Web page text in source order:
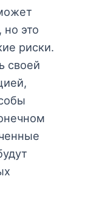
но это
риски.
своей